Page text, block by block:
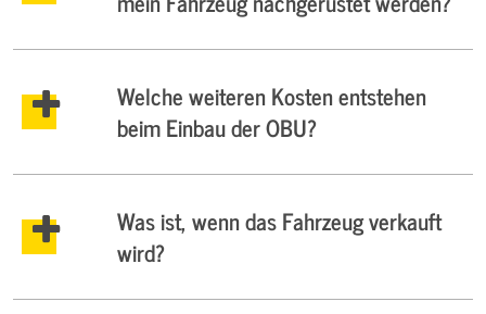
Welche weiteren Kosten entstehen
beim Einbau der OBU?
Was ist, wenn das Fahrzeug verkauft
wird?